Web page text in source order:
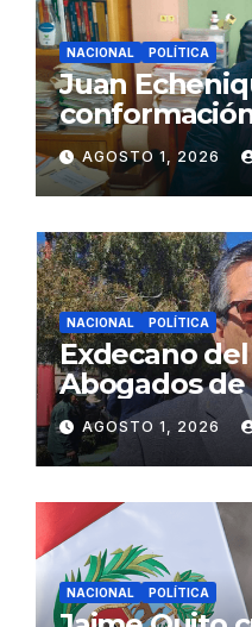
NACIONAL POLÍTICA
Juan
gabinete
Fujimori
AGOSTO 1, 2026
NACIONAL POLÍTICA
Exdecano
Abogados
propuestas
ciudadana
AGOSTO 1, 2026
NACIONAL POLÍTICA